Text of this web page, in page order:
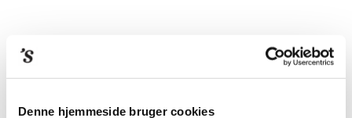
Denne hjemmeside bruger cookies